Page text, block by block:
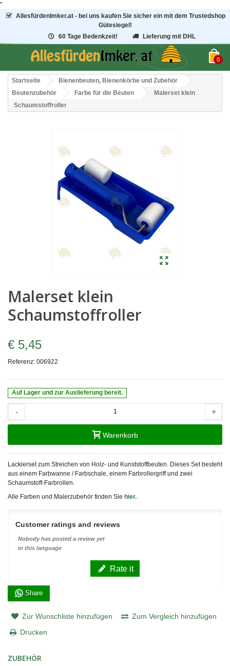
"
AllesfürdenImker.at - bei uns kaufen Sie sicher ein mit dem Trustedshop
Gütesiegel!
60 Tage Bedenkzeit!
Lieferung mit DHL
0
Startseite
Bienenbeuten, Bienenkörbe und Zubehör
Beutenzubehör
Farbe für die Beuten
Malerset klein
Schaumstoffroller
Malerset klein
Schaumstoffroller
€ 5,45
Referenz: 006922
Auf Lager und zur Auslieferung bereit.
- +
Warenkorb
Lackierset zum Streichen von Holz- und Kunststoffbeuten. Dieses Set besteht
aus einem Farbwanne / Farbschale, einem Farbrollergriff und zwei
Schaumstoff-Farbrollen.
Alle Farben und Malerzubehör finden Sie hier.
Customer ratings and reviews
Nobody has posted a review yet
in this language
Rate it
Share
Zur Wunschliste hinzufügen
Zum Vergleich hinzufügen
Drucken
ZUBEHÖR